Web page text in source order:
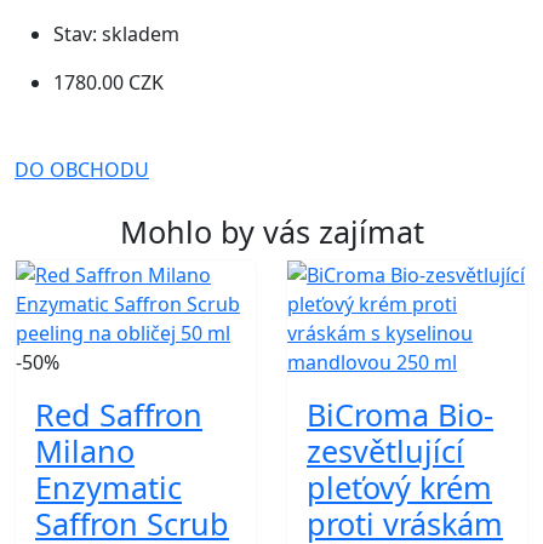
Stav: skladem
1780.00 CZK
DO OBCHODU
Mohlo by vás zajímat
-50%
Red Saffron
Milano
Enzymatic
Saffron Scrub
BiCroma Bio-
zesvětlující
pleťový krém
proti vráskám